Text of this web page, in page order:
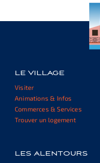
LE VILLAGE
Visiter
Animations & Infos
Commerces & Services
Trouver un logement
LES ALENTOURS